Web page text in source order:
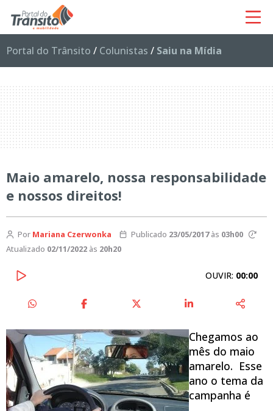
Portal do Trânsito / Colunistas / Saiu na Mídia
Maio amarelo, nossa responsabilidade
e nossos direitos!
Por Mariana Czerwonka Publicado 23/05/2017às 03h00
Atualizado 02/11/2022 às 20h20
OUVIR: 00:00
Chegamos ao
mês do maio
amarelo. Esse
ano o tema da
campanha é